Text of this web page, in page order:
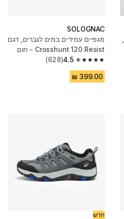
SOLOGNAC
מגפיים עמידים במים לגברים, דגם
Crosshunt 120 Resist - חום
4.5
4.5 out of 5 stars from 628 reviews
(628)
חדש